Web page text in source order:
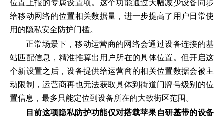
位置上报的专属设置项。这个功能通过大幅减少设备同步
给移动网络的位置相关数据量，进一步提高了用户日常使
用的隐私安全防护门槛。
正常场景下，移动运营商的网络会通过设备连接的基
站匹配信息，精准推算出用户所在的具体位置。但开启这
个新设置之后，设备提供给运营商的相关位置数据会被主
动限制，运营商再也无法获取具体到街道门牌号级别的位
置信息，最多只能定位到设备所在的大致街区范围。
目前这项隐私防护功能仅对搭载苹果自研基带的设备